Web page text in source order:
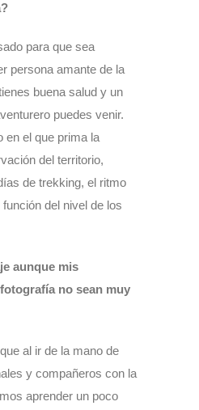
para que sea
persona amante de la
buena salud y un
puedes venir.
en el que prima la
del territorio,
de trekking, el ritmo
del nivel de los
aunque mis
no sean muy
al ir de la mano de
y compañeros con la
aprender un poco